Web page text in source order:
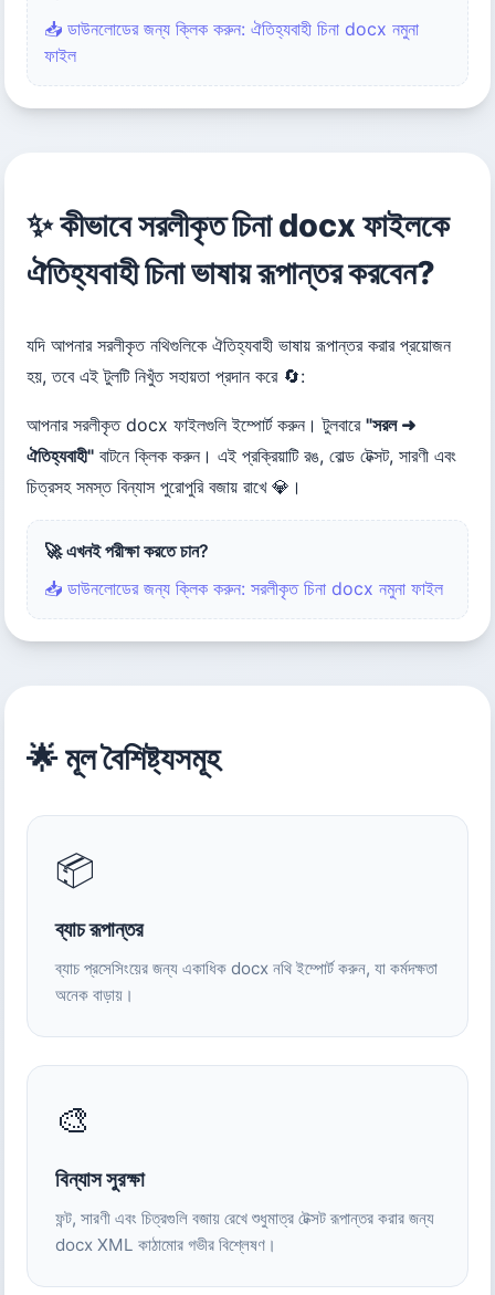
📥 ডাউনলোডের জন্য ক্লিক করুন: ঐতিহ্যবাহী চিনা docx নমুনা
ফাইল
✨ কীভাবে সরলীকৃত চিনা docx ফাইলকে
ঐতিহ্যবাহী চিনা ভাষায় রূপান্তর করবেন?
যদি আপনার সরলীকৃত নথিগুলিকে ঐতিহ্যবাহী ভাষায় রূপান্তর করার প্রয়োজন
হয়, তবে এই টুলটি নিখুঁত সহায়তা প্রদান করে 🔄:
আপনার সরলীকৃত docx ফাইলগুলি ইম্পোর্ট করুন। টুলবারে"সরল ➜
ঐতিহ্যবাহী" বাটনে ক্লিক করুন। এই প্রক্রিয়াটি রঙ, বোল্ড টেক্সট, সারণী এবং
চিত্রসহ সমস্ত বিন্যাস পুরোপুরি বজায় রাখে 💎।
🚀 এখনই পরীক্ষা করতে চান?
📥 ডাউনলোডের জন্য ক্লিক করুন: সরলীকৃত চিনা docx নমুনা ফাইল
🌟 মূল বৈশিষ্ট্যসমূহ
📦
ব্যাচ রূপান্তর
ব্যাচ প্রসেসিংয়ের জন্য একাধিক docx নথি ইম্পোর্ট করুন, যা কর্মদক্ষতা
অনেক বাড়ায়।
🎨
বিন্যাস সুরক্ষা
ফন্ট, সারণী এবং চিত্রগুলি বজায় রেখে শুধুমাত্র টেক্সট রূপান্তর করার জন্য
docx XML কাঠামোর গভীর বিশ্লেষণ।